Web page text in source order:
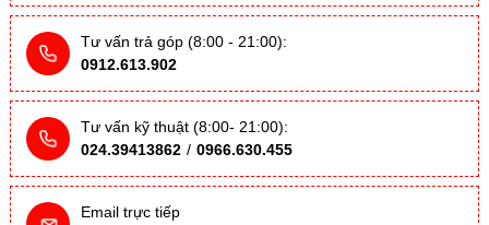
Tư vấn trả góp (8:00 - 21:00):
0912.613.902
Tư vấn kỹ thuật (8:00- 21:00):
024.39413862 / 0966.630.455
Email trực tiếp